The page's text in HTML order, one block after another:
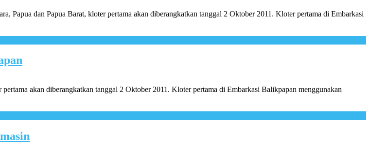
dan Papua Barat, kloter pertama akan diberangkatkan tanggal 2 Oktober 2011. Kloter pertama di Embarkasi
akan diberangkatkan tanggal 2 Oktober 2011. Kloter pertama di Embarkasi Balikpapan menggunakan